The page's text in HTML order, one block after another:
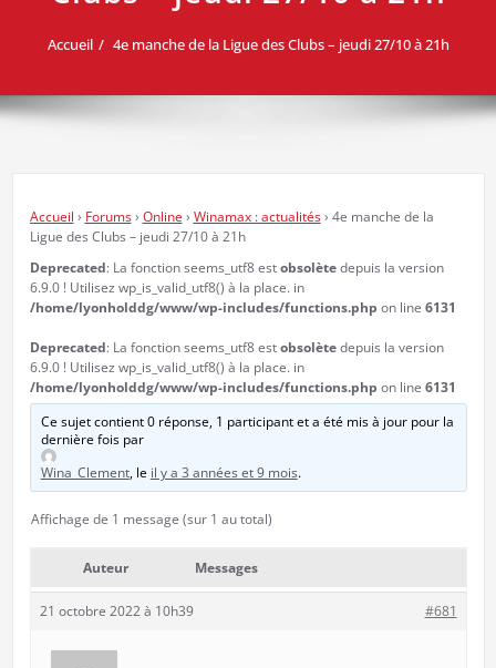
Accueil 4e manche de la Ligue des Clubs – jeudi 27/10 à 21h
Accueil › Forums › Online › Winamax : actualités › 4e manche de la
Ligue des Clubs – jeudi 27/10 à 21h
Deprecated: La fonction seems_utf8 estobsolètedepuis la version
6.9.0 ! Utilisez wp_is_valid_utf8() à la place. in
/home/lyonholddg/www/wp-includes/functions.php on line 6131
Deprecated: La fonction seems_utf8 estobsolètedepuis la version
6.9.0 ! Utilisez wp_is_valid_utf8() à la place. in
/home/lyonholddg/www/wp-includes/functions.php on line 6131
Ce sujet contient 0 réponse, 1 participant et a été mis à jour pour la
dernière fois par
Wina_Clement, le il y a 3 années et 9 mois.
Affichage de 1 message (sur 1 au total)
Auteur Messages
21 octobre 2022 à 10h39 #681